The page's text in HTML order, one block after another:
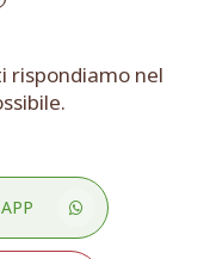
rispondiamo nel